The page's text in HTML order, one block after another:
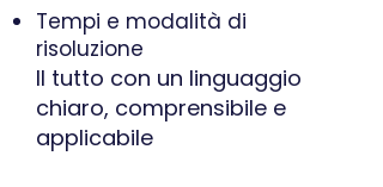
Tempi e modalità di
risoluzione
Il tutto con un linguaggio
chiaro, comprensibile e
applicabile